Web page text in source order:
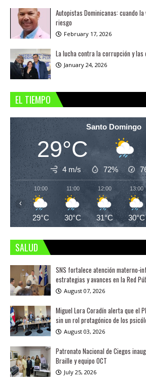
Autopistas Dominicanas: cuando
riesgo
February 17, 2026
La lucha contra la corrupción y
January 24, 2026
EL TIEMPO
Santo Domingo
29°C
4 m/s 72%
10:00
29°C
11:00
30°C
12:00
31°C
13:00
30°C
‹
SALUD
SNS fortalece atención materno-
estrategias y avances en la Red
August 07, 2026
Miguel Lora Coradín alerta que el
sin un rol protagónico de los
August 03, 2026
Patronato Nacional de Ciegos
Braille y equipo OCT
July 25, 2026